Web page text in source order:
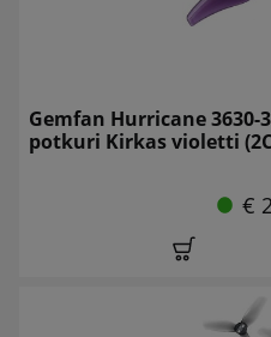
Gemfan Hurricane
potkuri Kirkas violetti
€